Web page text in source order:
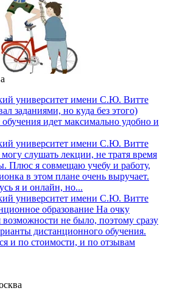
университет имени С.Ю. Витте
заданиями, но куда без этого)
идет максимально удобно и
университет имени С.Ю. Витте
слушать лекции, не тратя время
Плюс я совмещаю учебу и работу,
в этом плане очень выручает.
я и онлайн, но...
университет имени С.Ю. Витте
образование На очку
возможности не было, поэтому сразу
дистанционного обучения.
и по стоимости, и по отзывам